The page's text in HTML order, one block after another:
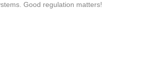
Good regulation matters!